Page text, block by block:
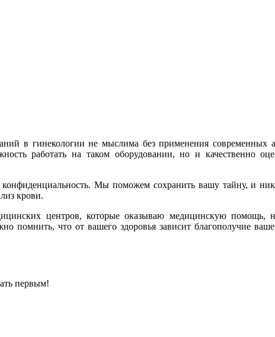
в гинекологии не мыслима без применения
работать на таком оборудовании, но и качественно
Мы поможем сохранить вашу тайну, и
крови.
центров, которые оказываю медицинскую помощь,
что от вашего здоровья зависит благополучие
первым!